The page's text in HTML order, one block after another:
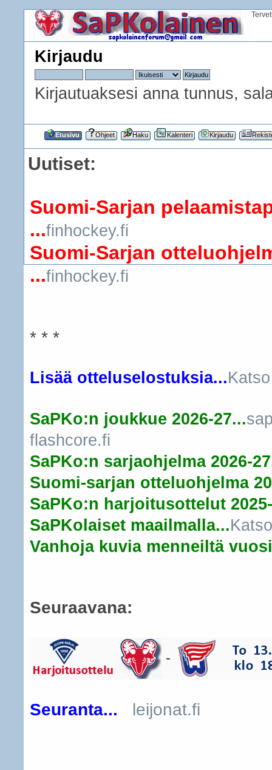
Kirjaudu
Kirjautuaksesi anna tunnus,
Etusivu Ohjeet Haku Kalenteri Kirjaudu
Uutiset:
Suomi-Sarjan
...finhockey.fi
Suomi-Sarjan
...finhockey.fi
* * *
Lisää otteluselostuksia...
SaPKo:n joukkue 2026-27...
flashcore.fi
SaPKo:n sarjaohjelma 2026-
Suomi-sarjan otteluohjelma
SaPKo:n harjoitusottelut
SaPKolaiset maailmalla...
Vanhoja kuvia menneiltä
Seuraavana:
Seuranta... leijonat.fi